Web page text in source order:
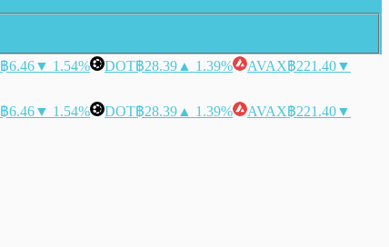
฿6.46▼ 1.54% DOT฿28.39 ▲ 1.39% AVAX฿221.40▼
฿6.46▼ 1.54% DOT฿28.39 ▲ 1.39% AVAX฿221.40▼